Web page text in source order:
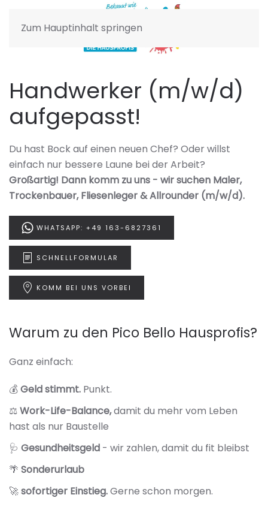
Zum Hauptinhalt springen
Handwerker (m/w/d)
aufgepasst!
Du hast Bock auf einen neuen Chef? Oder willst
einfach nur bessere Laune bei der Arbeit?
Großartig! Dann komm zu uns - wir suchen Maler,
Trockenbauer, Fliesenleger & Allrounder (m/w/d).
WHATSAPP: +49 163-6827361
SCHNELLFORMULAR
KOMM BEI UNS VORBEI
Warum zu den Pico Bello Hausprofis?
Ganz einfach:
💰Geld stimmt. Punkt.
⚖️Work-Life-Balance,damit du mehr vom Leben
hast als nur Baustelle
🩺 Gesundheitsgeld - wir zahlen, damit du fit bleibst
🌴 Sonderurlaub
🚀sofortiger Einstieg.Gerne schon morgen.